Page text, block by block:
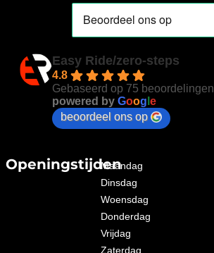
Easy Ride/zero-steps
4.8
Gebaseerd op 75 beoordelingen
powered by Goog e
beoordeel ons op
OpeningstijdenMaandag
Dinsdag
Woensdag
Donderdag
Vrijdag
Zaterdag